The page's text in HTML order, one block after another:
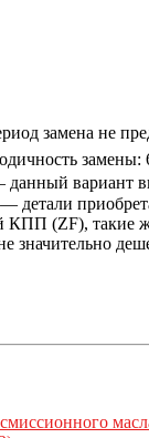
замена не
замены:
вариант
детали
КПП (ZF), такие
значительно